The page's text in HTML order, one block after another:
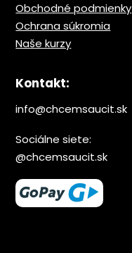
Obchodné podmienky
Ochrana súkromia
Naše kurzy
Kontakt:
info@chcemsaucit.sk
Sociálne siete:
@chcemsaucit.sk